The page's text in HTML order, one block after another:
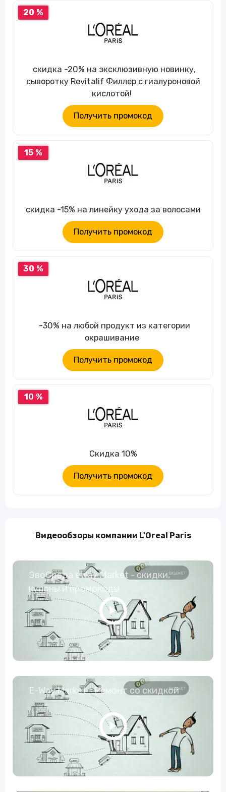
20 %
скидка -20% на эксклюзивную новинку,
сыворотку Revitalif Филлер с гиалуроновой
кислотой!
Получить промокод
15 %
скидка -15% на линейку ухода за волосами
Получить промокод
30 %
-30% на любой продукт из категории
окрашивание
Получить промокод
10 %
Скидка 10%
Получить промокод
Видеообзоры компании L'Oreal Paris
ЭвоСреда eWay Market - скидки,
купоны и промокоды
E-Way.Market - Ремонт со скидкой